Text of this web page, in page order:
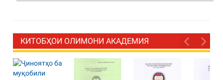
КИТОБҲОИ ОЛИМОНИ АКАДЕМИЯ